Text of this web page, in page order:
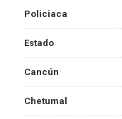
Policiaca
Estado
Cancún
Chetumal